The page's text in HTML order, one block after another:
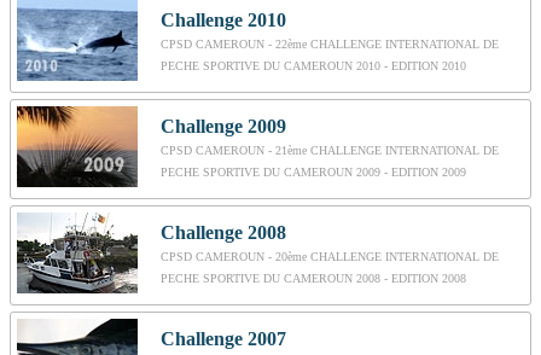
Challenge 2010
CPSD CAMEROUN - 22ème CHALLENGE INTERNATIONAL DE
PECHE SPORTIVE DU CAMEROUN 2010 - EDITION 2010
Challenge 2009
CPSD CAMEROUN - 21ème CHALLENGE INTERNATIONAL DE
PECHE SPORTIVE DU CAMEROUN 2009 - EDITION 2009
Challenge 2008
CPSD CAMEROUN - 20ème CHALLENGE INTERNATIONAL DE
PECHE SPORTIVE DU CAMEROUN 2008 - EDITION 2008
Challenge 2007